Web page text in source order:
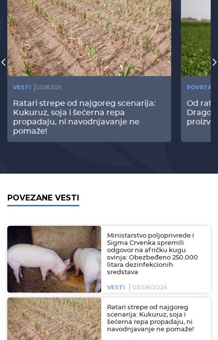
VESTI 03.08.2026
Ratari strepe od najgoreg scenarija:
Kukuruz, soja i šećerna repa
propadaju, ni navodnjavanje ne
pomaže!
Od
POVEZANE VESTI
Ministarstvo poljoprivrede i
Sigma Crvenka spremili
odgovor na afričku kugu
svinja: Obezbeđeno 250.000
litara dezinfekcionih
sredstava
VESTI 03/08/2026
Ratari strepe od najgoreg
scenarija: Kukuruz, soja i
šećerna repa propadaju, ni
navodnjavanje ne pomaže!